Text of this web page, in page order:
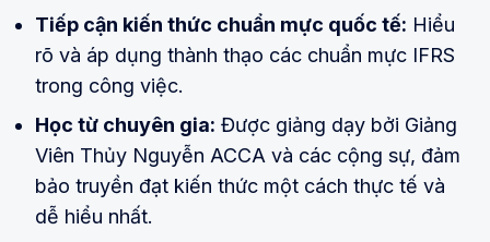
Tiếp cận kiến thức chuẩn mực quốc tế: Hiểu
rõ và áp dụng thành thạo các chuẩn mực IFRS
trong công việc.
Học từ chuyên gia: Được giảng dạy bởi Giảng
Viên Thủy Nguyễn ACCA và các cộng sự, đảm
bảo truyền đạt kiến thức một cách thực tế và
dễ hiểu nhất.